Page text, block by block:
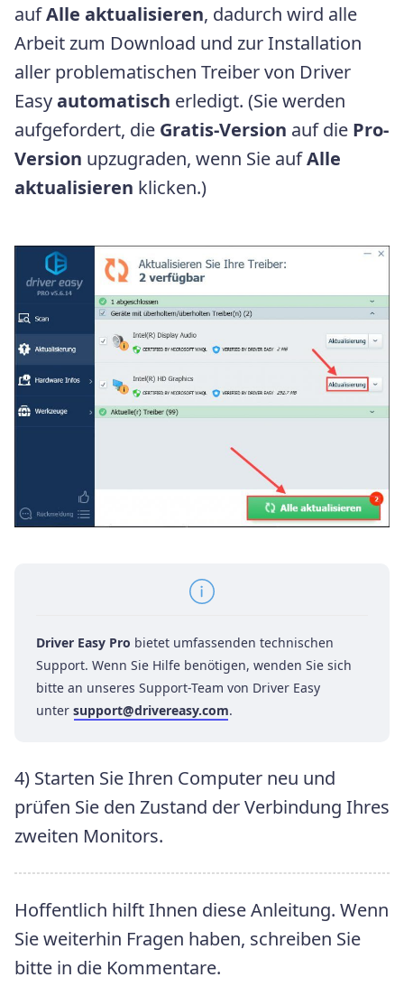
aufAlle aktualisieren, dadurch wird alle
Arbeit zum Download und zur Installation
aller problematischen Treiber von Driver
Easyautomatisch erledigt. (Sie werden
aufgefordert, die Gratis-Version auf die Pro-
Version upzugraden, wenn Sie aufAlle
aktualisieren klicken.)
Driver Easy Pro bietet umfassenden technischen
Support. Wenn Sie Hilfe benötigen, wenden Sie sich
bitte an unseres Support-Team von Driver Easy
unter support@drivereasy.com.
4) Starten Sie Ihren Computer neu und
prüfen Sie den Zustand der Verbindung Ihres
zweiten Monitors.
Hoffentlich hilft Ihnen diese Anleitung. Wenn
Sie weiterhin Fragen haben, schreiben Sie
bitte in die Kommentare.